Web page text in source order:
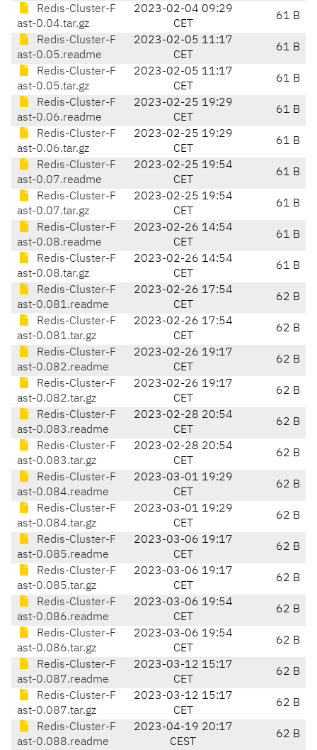
Redis-Cluster-F
ast-0.04.tar.gz
2023-02-04 09:29
CET
61 B
Redis-Cluster-F
ast-0.05.readme
2023-02-05 11:17
CET
61 B
Redis-Cluster-F
ast-0.05.tar.gz
2023-02-05 11:17
CET
61 B
Redis-Cluster-F
ast-0.06.readme
2023-02-25 19:29
CET
61 B
Redis-Cluster-F
ast-0.06.tar.gz
2023-02-25 19:29
CET
61 B
Redis-Cluster-F
ast-0.07.readme
2023-02-25 19:54
CET
61 B
Redis-Cluster-F
ast-0.07.tar.gz
2023-02-25 19:54
CET
61 B
Redis-Cluster-F
ast-0.08.readme
2023-02-26 14:54
CET
61 B
Redis-Cluster-F
ast-0.08.tar.gz
2023-02-26 14:54
CET
61 B
Redis-Cluster-F
ast-0.081.readme
2023-02-26 17:54
CET
62 B
Redis-Cluster-F
ast-0.081.tar.gz
2023-02-26 17:54
CET
62 B
Redis-Cluster-F
ast-0.082.readme
2023-02-26 19:17
CET
62 B
Redis-Cluster-F
ast-0.082.tar.gz
2023-02-26 19:17
CET
62 B
Redis-Cluster-F
ast-0.083.readme
2023-02-28 20:54
CET
62 B
Redis-Cluster-F
ast-0.083.tar.gz
2023-02-28 20:54
CET
62 B
Redis-Cluster-F
ast-0.084.readme
2023-03-01 19:29
CET
62 B
Redis-Cluster-F
ast-0.084.tar.gz
2023-03-01 19:29
CET
62 B
Redis-Cluster-F
ast-0.085.readme
2023-03-06 19:17
CET
62 B
Redis-Cluster-F
ast-0.085.tar.gz
2023-03-06 19:17
CET
62 B
Redis-Cluster-F
ast-0.086.readme
2023-03-06 19:54
CET
62 B
Redis-Cluster-F
ast-0.086.tar.gz
2023-03-06 19:54
CET
62 B
Redis-Cluster-F
ast-0.087.readme
2023-03-12 15:17
CET
62 B
Redis-Cluster-F
ast-0.087.tar.gz
2023-03-12 15:17
CET
62 B
Redis-Cluster-F
ast-0.088.readme
2023-04-19 20:17
CEST
62 B